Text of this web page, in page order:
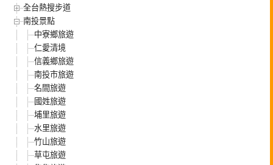
全台熱搜步道
南投景點
中寮鄉旅遊
仁愛清境
信義鄉旅遊
南投市旅遊
名間旅遊
國姓旅遊
埔里旅遊
水里旅遊
竹山旅遊
草屯旅遊